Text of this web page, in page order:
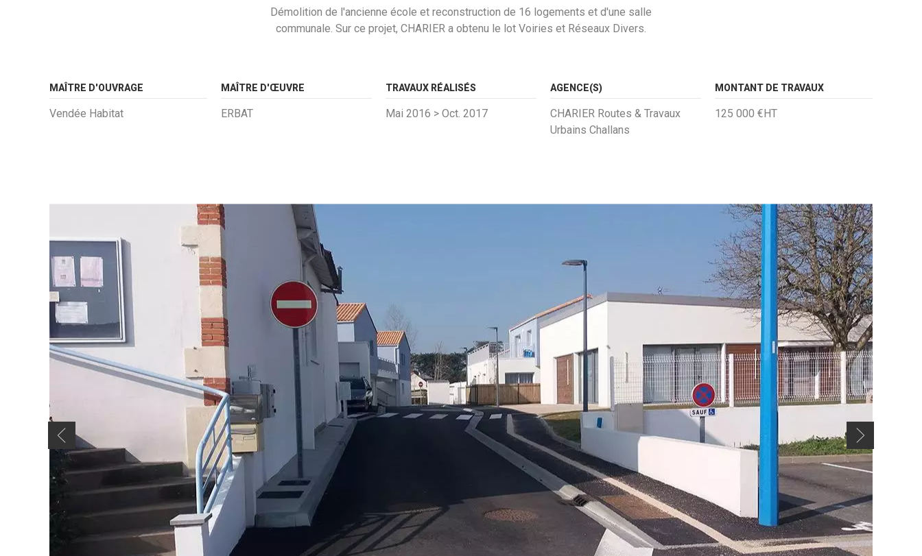
Démolition de l'ancienne école et reconstruction de 16 logements et d'une salle
communale. Sur ce projet, CHARIER a obtenu le lot Voiries et Réseaux Divers.
MAÎTRE D'OUVRAGE
Vendée Habitat
MAÎTRE D'ŒUVRE
ERBAT
TRAVAUX RÉALISÉS
Mai 2016 > Oct. 2017
AGENCE(S)
CHARIER Routes & Travaux
Urbains Challans
MONTANT DE TRAVAUX
125 000 €HT